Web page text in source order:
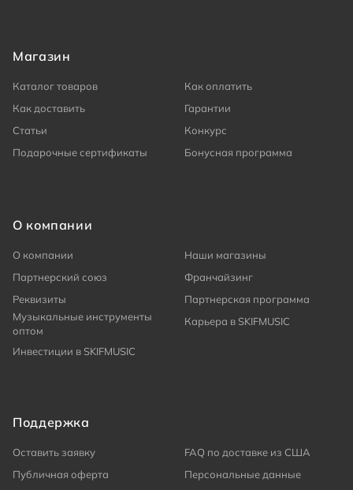
Магазин
Каталог товаров
Как оплатить
Как доставить
Гарантии
Статьи
Конкурс
Подарочные сертификаты
Бонусная программа
О компании
О компании
Наши магазины
Партнерский союз
Франчайзинг
Реквизиты
Партнерская программа
Музыкальные инструменты
оптом
Карьера в SKIFMUSIC
Инвестиции в SKIFMUSIC
Поддержка
Оставить заявку
FAQ по доставке из США
Публичная оферта
Персональные данные